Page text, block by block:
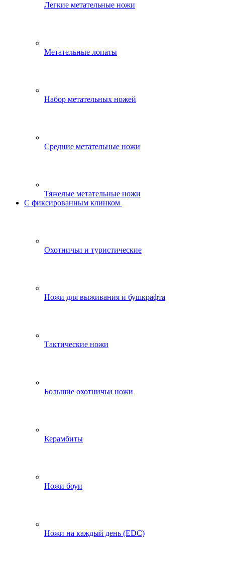
Легкие метательные ножи
Метательные лопаты
Набор метательных ножей
Средние метательные ножи
Тяжелые метательные ножи
С фиксированным клинком
Охотничьи и туристические
Ножи для выживания и бушкрафта
Тактические ножи
Большие охотничьи ножи
Керамбиты
Ножи боуи
Ножи на каждый день (EDC)